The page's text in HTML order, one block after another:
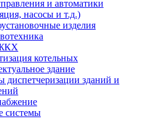
и автоматики
насосы и т.д.)
изделия
котельных
здание
диспетчеризации зданий и
системы